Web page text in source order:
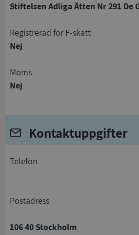
Stiftelsen Adliga Ätten Nr 291 De
registrerad för F-skatt
Nej
Moms
Nej
Kontaktuppgifter
telefon
Postadress
106 40 Stockholm